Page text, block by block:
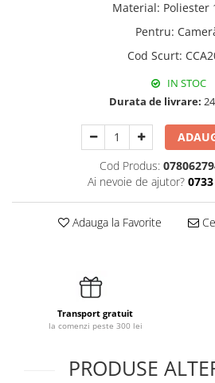
Material: Poliester
Pentru:
Cod Scurt:
IN STOC
Durata de livrare:
Cod Produs:
Ai nevoie de ajutor?
Adauga la Favorite
Transport gratuit
la comenzi peste 300 lei
PRODUSE